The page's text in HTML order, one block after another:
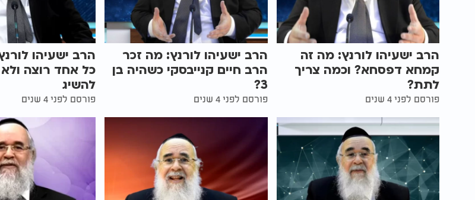
הרב ישעיהו לורנץ: מה זה
קמחא דפסחא? וכמה צריך
לתת?
פורסם לפני 4 שנים
הרב ישעיהו לורנץ: מה זכר
הרב חיים קנייבסקי כשהיה בן
3?
פורסם לפני 4 שנים
הרב ישעיהו
כל אחד רוצה ולא
להשיג
פורסם לפני 4 שנים